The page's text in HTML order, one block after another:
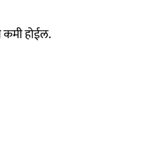
कमी होईल.